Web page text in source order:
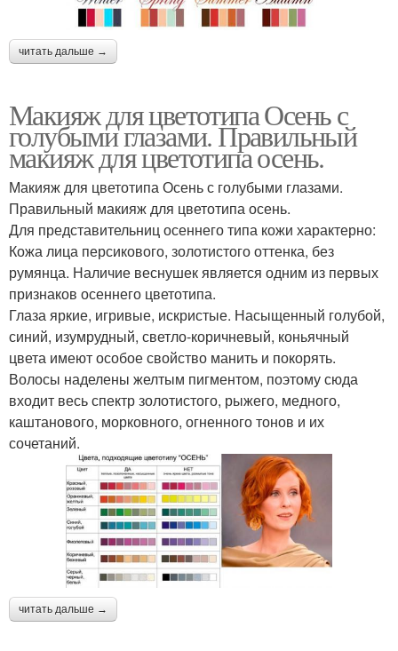
читать дальше →
Макияж для цветотипа Осень с
голубыми глазами. Правильный
макияж для цветотипа осень.
Макияж для цветотипа Осень с голубыми глазами.
Правильный макияж для цветотипа осень.
Для представительниц осеннего типа кожи характерно:
Кожа лица персикового, золотистого оттенка, без
румянца. Наличие веснушек является одним из первых
признаков осеннего цветотипа.
Глаза яркие, игривые, искристые. Насыщенный голубой,
синий, изумрудный, светло-коричневый, коньячный
цвета имеют особое свойство манить и покорять.
Волосы наделены желтым пигментом, поэтому сюда
входит весь спектр золотистого, рыжего, медного,
каштанового, морковного, огненного тонов и их
сочетаний.
читать дальше →